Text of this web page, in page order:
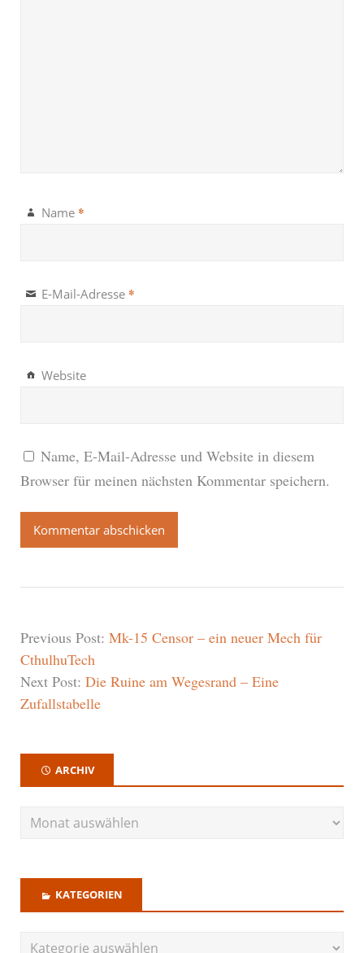
Name *
E-Mail-Adresse *
Website
Name, E-Mail-Adresse und Website in diesem
Browser für meinen nächsten Kommentar speichern.
Previous Post: Mk-15 Censor – ein neuer Mech für
CthulhuTech
Next Post: Die Ruine am Wegesrand – Eine
Zufallstabelle
ARCHIV
KATEGORIEN